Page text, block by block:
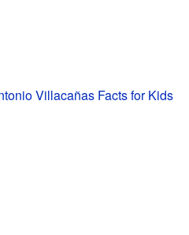
Villacañas Facts for Kids